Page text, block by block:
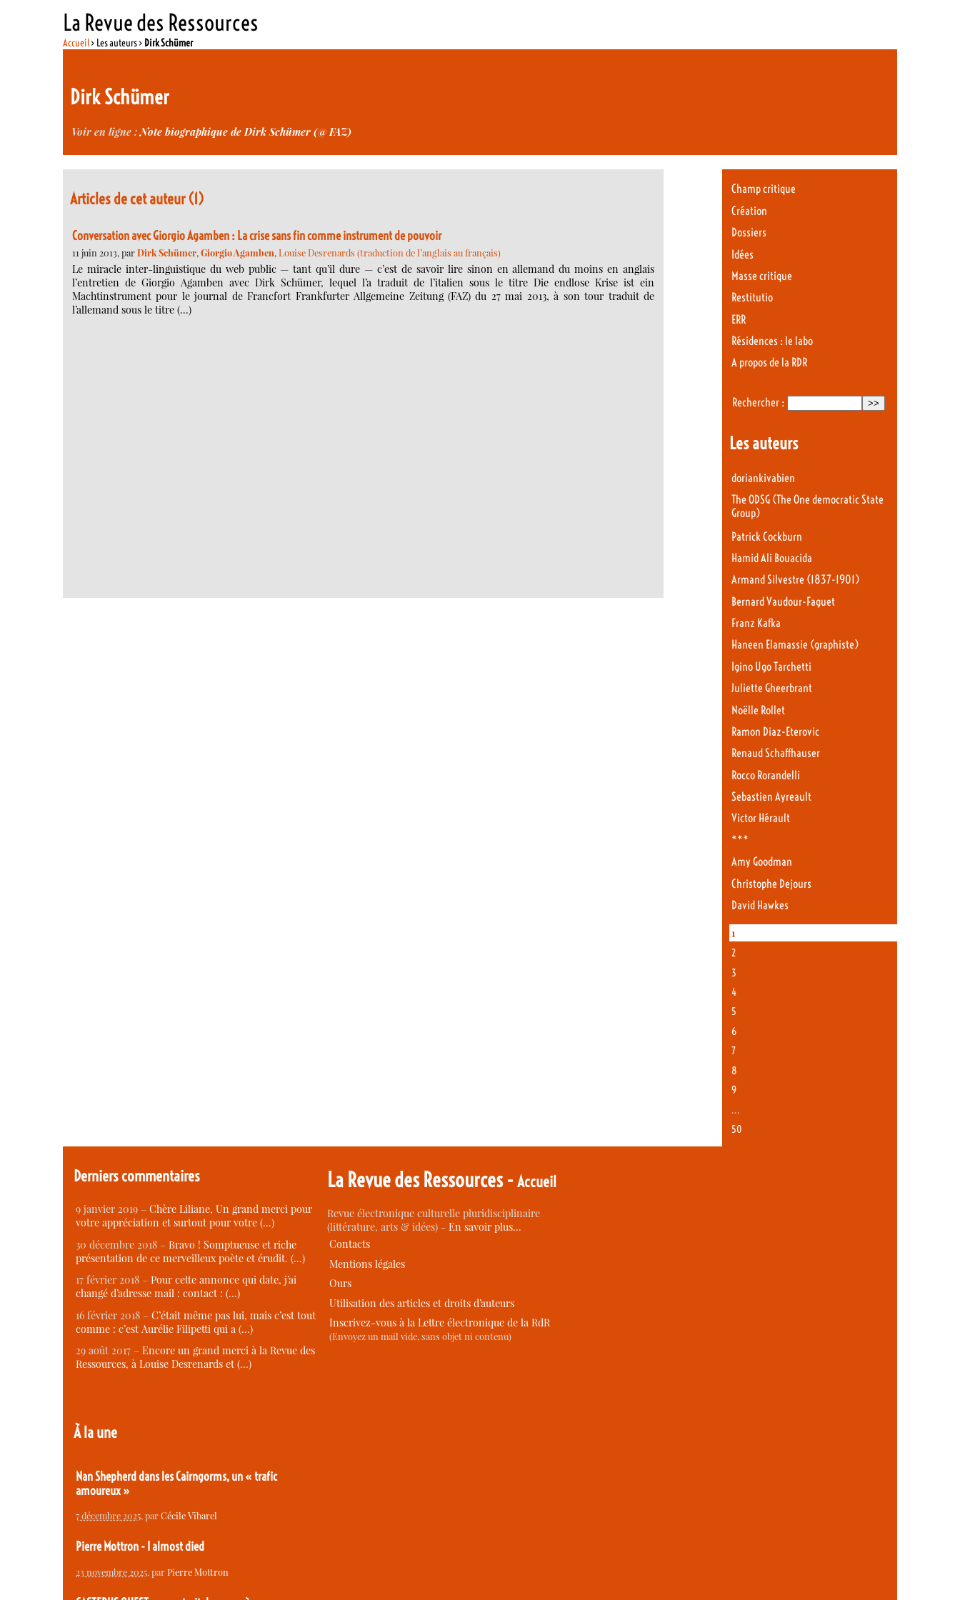
La Revue des Ressources
Accueil> Les auteurs > Dirk Schümer
Dirk Schümer
Voir en ligne :Note biographique de Dirk Schümer (@ FAZ)
Articles de cet auteur (1)
Conversation avec Giorgio Agamben : La crise sans fin comme instrument de pouvoir
11 juin 2013, parDirk Schümer, Giorgio Agamben, Louise Desrenards (traduction de l’anglais au français)
Le miracle inter-linguistique du web public — tant qu’il dure — c’est de savoir lire sinon en allemand du moins en anglais
l’entretien de Giorgio Agamben avec Dirk Schümer, lequel l’a traduit de l’italien sous le titre Die endlose Krise ist ein
Machtinstrument pour le journal de Francfort Frankfurter Allgemeine Zeitung (FAZ) du 27 mai 2013, à son tour traduit de
l’allemand sous le titre (…)
Champ critique
Création
Dossiers
Idées
Masse critique
Restitutio
ERR
Résidences : le labo
A propos de la RDR
Rechercher :
Les auteurs
doriankivabien
The ODSG (The One democratic State
Group)
Patrick Cockburn
Hamid Ali Bouacida
Armand Silvestre (1837-1901)
Bernard Vaudour-Faguet
Franz Kafka
Haneen Elamassie (graphiste)
Igino Ugo Tarchetti
Juliette Gheerbrant
Noëlle Rollet
Ramon Diaz-Eterovic
Renaud Schaffhauser
Rocco Rorandelli
Sebastien Ayreault
Victor Hérault
***
Amy Goodman
Christophe Dejours
David Hawkes
1
2
3
4
5
6
7
8
9
…
50
Derniers commentaires
9 janvier 2019 – Chère Liliane, Un grand merci pour
votre appréciation et surtout pour votre (…)
30 décembre 2018 – Bravo ! Somptueuse et riche
présentation de ce merveilleux poète et érudit. (…)
17 février 2018 – Pour cette annonce qui date, j’ai
changé d’adresse mail : contact : (…)
16 février 2018 – C’était même pas lui, mais c’est tout
comme : c’est Aurélie Filipetti qui a (…)
29 août 2017 – Encore un grand merci à la Revue des
Ressources, à Louise Desrenards et (…)
À la une
Nan Shepherd dans les Cairngorms, un « trafic
amoureux »
7 décembre 2025, parCécile Vibarel
Pierre Mottron - I almost died
23 novembre 2025, parPierre Mottron
La Revue des Ressources -Accueil
Revue électronique culturelle pluridisciplinaire
(littérature, arts & idées) -En savoir plus…
Contacts
Mentions légales
Ours
Utilisation des articles et droits d’auteurs
Inscrivez-vous à la Lettre électronique de la RdR
(Envoyez un mail vide, sans objet ni contenu)